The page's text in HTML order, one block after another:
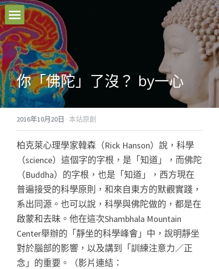
本站原創
好文推薦
影音分享
關於我們
臉書粉專
聯絡我們
Facebook
搜索
你「佛陀」了沒？ by一心
2016年10月20日 · 本站原創
柏克萊心理學家韓森（Rick Hanson）說，科學
（science）這個字的字根，是「知道」，而佛陀
（Buddha）的字根，也是「知道」，西方現在
普遍接受的科學原則，和來自東方的默觀實踐，
系出同源。也可以說，科學與佛陀做的，都是在
啟蒙和去昧。他在這次Shambhala Mountain
Center舉辦的「靜坐的科學峰會」中，說明靜坐
對於腦部的影響，以及講到「訓練注意力／正
念」的重要。（影片連結：